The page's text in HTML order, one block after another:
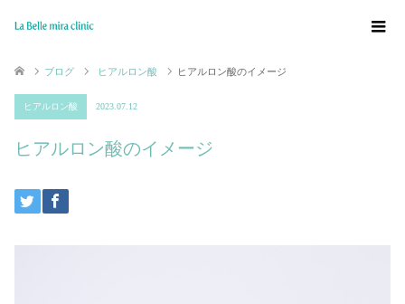
ブログ ヒアルロン酸 ヒアルロン酸のイメージ
ヒアルロン酸 2023.07.12
ヒアルロン酸のイメージ